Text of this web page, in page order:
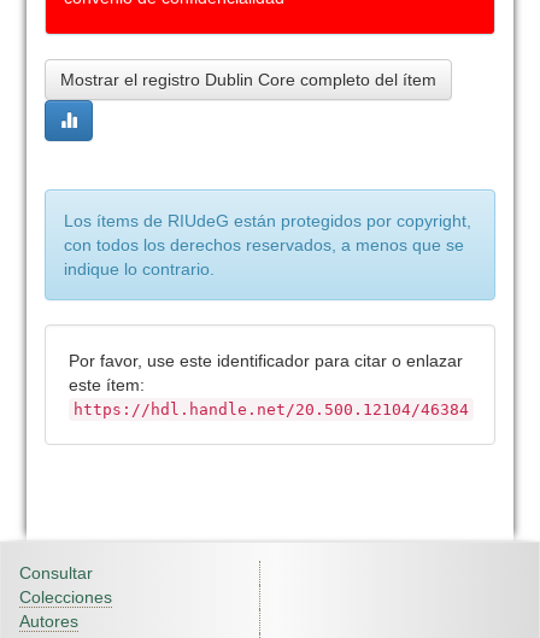
Mostrar el registro Dublin Core completo del ítem
Los ítems de RIUdeG están protegidos por copyright,
con todos los derechos reservados, a menos que se
indique lo contrario.
Por favor, use este identificador para citar o enlazar
este ítem:
https://hdl.handle.net/20.500.12104/46384
Consultar
Colecciones
Autores